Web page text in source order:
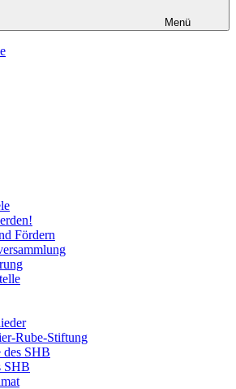
Menü
Fördern
Rube-Stiftung
des SHB
SHB